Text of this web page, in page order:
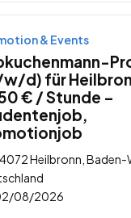
& Events
d) für
€ / Stunde –
Heilbronn,
08/2026